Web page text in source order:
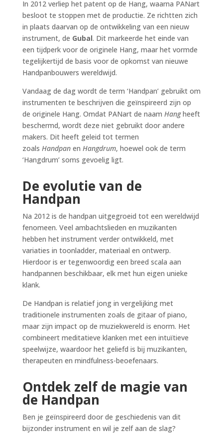
In 2012 verliep het patent op de Hang, waarna PANart
besloot te stoppen met de productie. Ze richtten zich
in plaats daarvan op de ontwikkeling van een nieuw
instrument, de Gubal. Dit markeerde het einde van
een tijdperk voor de originele Hang, maar het vormde
tegelijkertijd de basis voor de opkomst van nieuwe
Handpanbouwers wereldwijd.
Vandaag de dag wordt de term ‘Handpan’ gebruikt om
instrumenten te beschrijven die geïnspireerd zijn op
de originele Hang. Omdat PANart de naam Hangheeft
beschermd, wordt deze niet gebruikt door andere
makers. Dit heeft geleid tot termen
zoals Handpanen Hangdrum, hoewel ook de term
‘Hangdrum’ soms gevoelig ligt.
De evolutie van de
Handpan
Na 2012 is de handpan uitgegroeid tot een wereldwijd
fenomeen. Veel ambachtslieden en muzikanten
hebben het instrument verder ontwikkeld, met
variaties in toonladder, materiaal en ontwerp.
Hierdoor is er tegenwoordig een breed scala aan
handpannen beschikbaar, elk met hun eigen unieke
klank.
De Handpan is relatief jong in vergelijking met
traditionele instrumenten zoals de gitaar of piano,
maar zijn impact op de muziekwereld is enorm. Het
combineert meditatieve klanken met een intuïtieve
speelwijze, waardoor het geliefd is bij muzikanten,
therapeuten en mindfulness-beoefenaars.
Ontdek zelf de magie van
de Handpan
Ben je geïnspireerd door de geschiedenis van dit
bijzonder instrument en wil je zelf aan de slag?